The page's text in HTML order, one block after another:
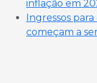
inflação em
Ingressos
começam a